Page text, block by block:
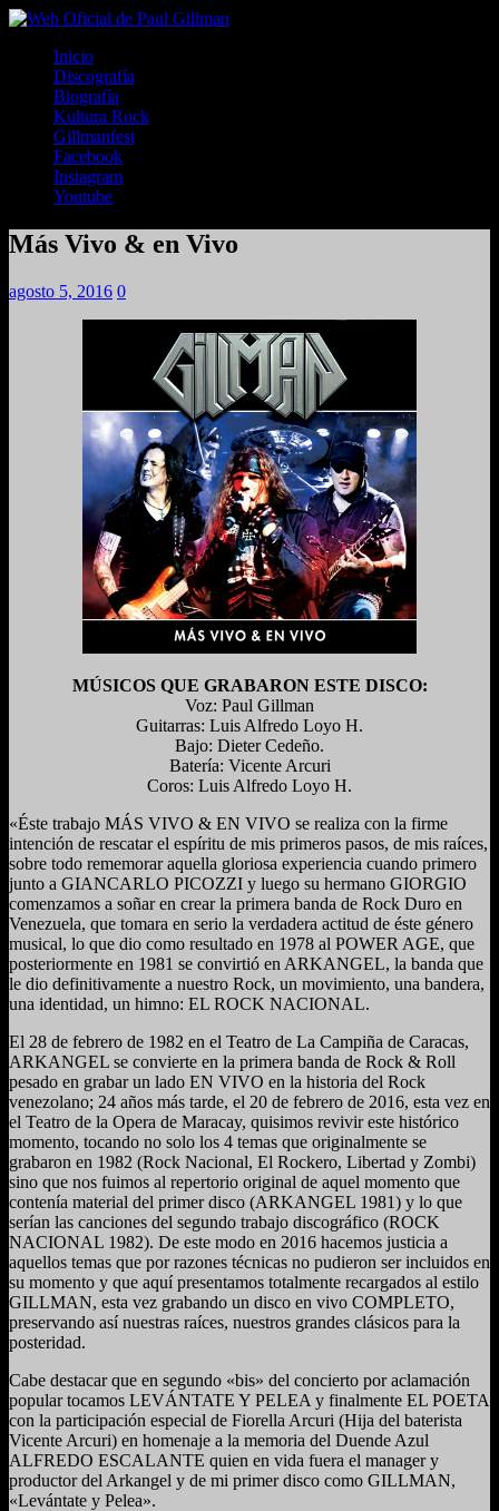
Inicio
Discografía
Biografía
Kultura Rock
Gillmanfest
Facebook
Instagram
Youtube
Más Vivo & en Vivo
agosto 5, 2016 0
MÚSICOS QUE GRABARON ESTE DISCO:
Voz: Paul Gillman
Guitarras: Luis Alfredo Loyo H.
Bajo: Dieter Cedeño.
Batería: Vicente Arcuri
Coros: Luis Alfredo Loyo H.
«Éste trabajo MÁS VIVO & EN VIVO se realiza con la firme
intención de rescatar el espíritu de mis primeros pasos, de mis raíces,
sobre todo rememorar aquella gloriosa experiencia cuando primero
junto a GIANCARLO PICOZZI y luego su hermano GIORGIO
comenzamos a soñar en crear la primera banda de Rock Duro en
Venezuela, que tomara en serio la verdadera actitud de éste género
musical, lo que dio como resultado en 1978 al POWER AGE, que
posteriormente en 1981 se convirtió en ARKANGEL, la banda que
le dio definitivamente a nuestro Rock, un movimiento, una bandera,
una identidad, un himno: EL ROCK NACIONAL.
El 28 de febrero de 1982 en el Teatro de La Campiña de Caracas,
ARKANGEL se convierte en la primera banda de Rock & Roll
pesado en grabar un lado EN VIVO en la historia del Rock
venezolano; 24 años más tarde, el 20 de febrero de 2016, esta vez en
el Teatro de la Opera de Maracay, quisimos revivir este histórico
momento, tocando no solo los 4 temas que originalmente se
grabaron en 1982 (Rock Nacional, El Rockero, Libertad y Zombi)
sino que nos fuimos al repertorio original de aquel momento que
contenía material del primer disco (ARKANGEL 1981) y lo que
serían las canciones del segundo trabajo discográfico (ROCK
NACIONAL 1982). De este modo en 2016 hacemos justicia a
aquellos temas que por razones técnicas no pudieron ser incluidos en
su momento y que aquí presentamos totalmente recargados al estilo
GILLMAN, esta vez grabando un disco en vivo COMPLETO,
preservando así nuestras raíces, nuestros grandes clásicos para la
posteridad.
Cabe destacar que en segundo «bis» del concierto por aclamación
popular tocamos LEVÁNTATE Y PELEA y finalmente EL POETA
con la participación especial de Fiorella Arcuri (Hija del baterista
Vicente Arcuri) en homenaje a la memoria del Duende Azul
ALFREDO ESCALANTE quien en vida fuera el manager y
productor del Arkangel y de mi primer disco como GILLMAN,
«Levántate y Pelea».